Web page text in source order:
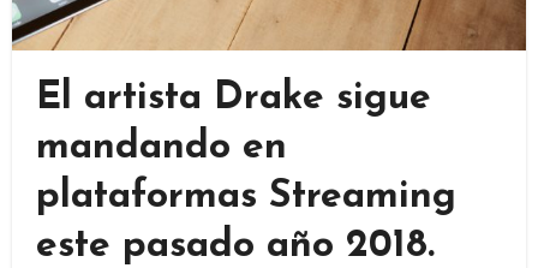
El artista Drake sigue
mandando en
plataformas Streaming
este pasado año 2018.